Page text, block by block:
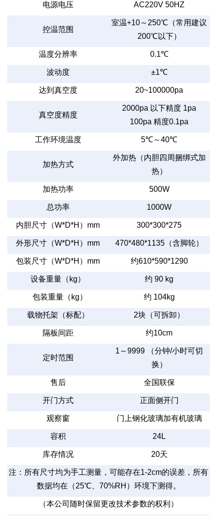
电源电压 AC220V 50HZ
控温范围
室温+10～ 250℃（常用建议
200℃以下）
温度分辨率 0.1℃
波动度 ±1℃
达到真空度 20~100000pa
真空度精度
2000pa 以下精度 1pa
100pa 精度0.1pa
工作环境温度 5℃～40℃
加热方式
外加热（内胆四周捆绑式加
热）
加热功率 500W
总功率 1000W
内胆尺寸（W*D*H ） mm 300*300*275
外形尺寸（W*D*H ） mm 470*480*1135（含脚轮）
包装尺寸（W*D*H ） mm 约610*590*1290
设备重量（ kg） 约 90 kg
包装重量（ kg） 约 104kg
载物托架（标配） 2块（可拆卸）
隔板间距 约10cm
定时范围
1 ～9999 （分钟/小时可切
换）
售后 全国联保
开门方式 正面侧开门
观察窗 门上钢化玻璃加有机玻璃
容积 24L
库存情况 20天
注：所有尺寸均为手工测量，可能存在1-2cm的误差，所有
数据均在（25℃、 70%RH ）环境下测得。
（本公司随时保留更改技术参数的权利）